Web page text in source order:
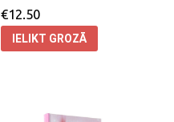
€12.50
IELIKT GROZĀ